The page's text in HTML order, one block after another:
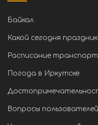
Байкал
Какой сегодня праздник
Расписание
Погода в Иркутске
Вопросы